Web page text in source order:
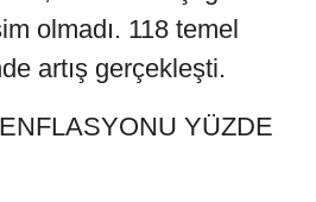
olmadı. 118 temel
artış gerçekleşti.
YÜZDE